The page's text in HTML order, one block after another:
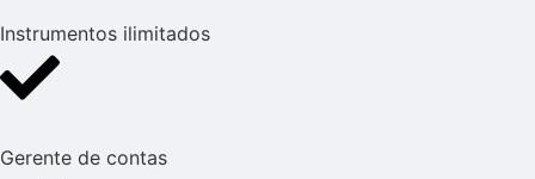
Instrumentos ilimitados
Gerente de contas